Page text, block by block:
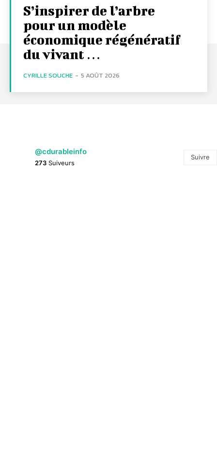
S’inspirer de l’arbre
pour un modèle
économique régénératif
du vivant …
CYRILLE SOUCHE - 5 AOÛT 2026
@cdurableinfo
273 Suiveurs
Suivre